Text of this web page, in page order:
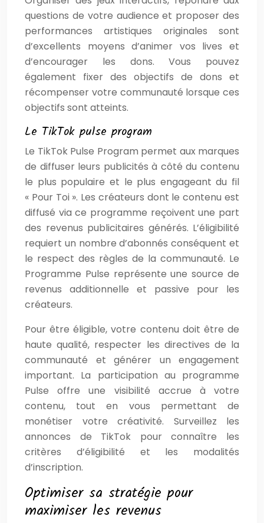
questions de votre audience et proposer des
performances artistiques originales sont
d’excellents moyens d’animer vos lives et
d’encourager les dons. Vous pouvez
également fixer des objectifs de dons et
récompenser votre communauté lorsque ces
objectifs sont atteints.
Le TikTok pulse program
Le TikTok Pulse Program permet aux marques
de diffuser leurs publicités à côté du contenu
le plus populaire et le plus engageant du fil
« Pour Toi ». Les créateurs dont le contenu est
diffusé via ce programme reçoivent une part
des revenus publicitaires générés. L’éligibilité
requiert un nombre d’abonnés conséquent et
le respect des règles de la communauté. Le
Programme Pulse représente une source de
revenus additionnelle et passive pour les
créateurs.
Pour être éligible, votre contenu doit être de
haute qualité, respecter les directives de la
communauté et générer un engagement
important. La participation au programme
Pulse offre une visibilité accrue à votre
contenu, tout en vous permettant de
monétiser votre créativité. Surveillez les
annonces de TikTok pour connaître les
critères d’éligibilité et les modalités
d’inscription.
Optimiser sa stratégie pour
maximiser les revenus